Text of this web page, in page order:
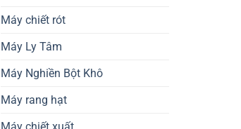
Máy chiết rót
Máy Ly Tâm
Máy Nghiền Bột Khô
Máy rang hạt